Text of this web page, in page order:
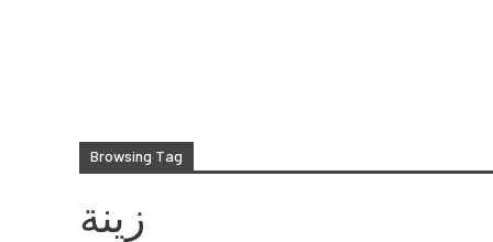
Browsing Tag
زينة